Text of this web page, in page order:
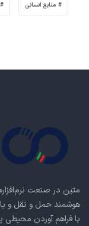
منابع انسانی
متین در صنعت
با فراهم آوردن محیطی